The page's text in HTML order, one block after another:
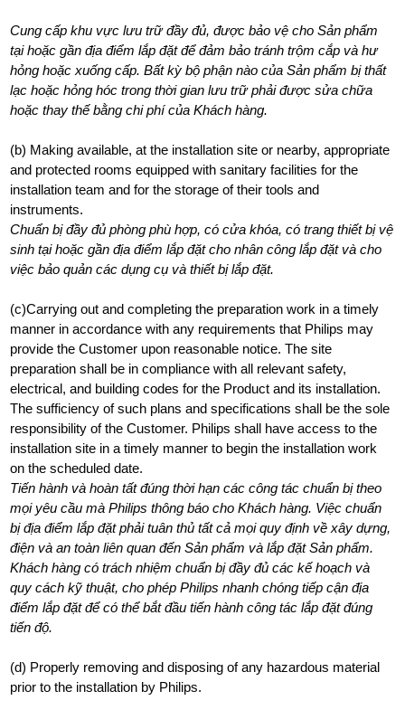
Cung cấp khu vực lưu trữ đầy đủ, được bảo vệ cho Sản phẩm
tại hoặc gần địa điểm lắp đặt để đảm bảo tránh trộm cắp và hư
hỏng hoặc xuống cấp. Bất kỳ bộ phận nào của Sản phẩm bị thất
lạc hoặc hỏng hóc trong thời gian lưu trữ phải được sửa chữa
hoặc thay thế bằng chi phí của Khách hàng.
(b) Making available, at the installation site or nearby, appropriate
and protected rooms equipped with sanitary facilities for the
installation team and for the storage of their tools and
instruments.
Chuẩn bị đầy đủ phòng phù hợp, có cửa khóa, có trang thiết bị vệ
sinh tại hoặc gần địa điểm lắp đặt cho nhân công lắp đặt và cho
việc bảo quản các dụng cụ và thiết bị lắp đặt.
(c)Carrying out and completing the preparation work in a timely
manner in accordance with any requirements that Philips may
provide the Customer upon reasonable notice. The site
preparation shall be in compliance with all relevant safety,
electrical, and building codes for the Product and its installation.
The sufficiency of such plans and specifications shall be the sole
responsibility of the Customer. Philips shall have access to the
installation site in a timely manner to begin the installation work
on the scheduled date.
Tiến hành và hoàn tất đúng thời hạn các công tác chuẩn bị theo
mọi yêu cầu mà Philips thông báo cho Khách hàng. Việc chuẩn
bị địa điểm lắp đặt phải tuân thủ tất cả mọi quy định về xây dựng,
điện và an toàn liên quan đến Sản phẩm và lắp đặt Sản phẩm.
Khách hàng có trách nhiệm chuẩn bị đầy đủ các kế hoạch và
quy cách kỹ thuật, cho phép Philips nhanh chóng tiếp cận địa
điểm lắp đặt để có thể bắt đầu tiến hành công tác lắp đặt đúng
tiến độ.
(d) Properly removing and disposing of any hazardous material
prior to the installation by Philips.